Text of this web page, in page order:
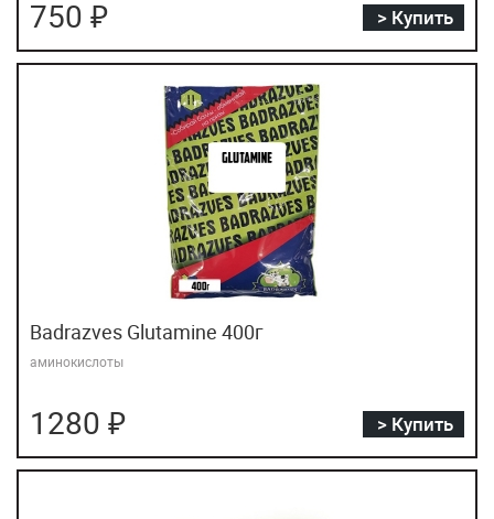
750 ₽ > Купить
Badrazves Glutamine 400г
аминокислоты
1280 ₽ > Купить